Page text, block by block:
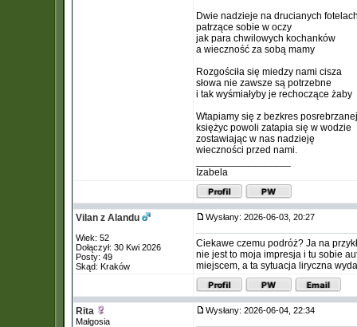
Dwie nadzieje na drucianych
patrzące sobie w oczy
jak para chwilowych kochanków
a wieczność za sobą mamy
Rozgościła się miedzy nami cisza
słowa nie zawsze są potrzebne
i tak wyśmiałyby je rechoczące żaby
Wtapiamy się z bezkres
księżyc powoli zatapia się w wodzie
zostawiając w nas nadzieję
wieczności przed nami.
Izabela
Vilan z Alandu
Wiek: 52
Dołączył: 30 Kwi 2026
Posty: 49
Skąd: Kraków
Wysłany: 2026-06-03, 20:27
Ciekawe czemu podróż? Ja na
nie jest to moja impresja i tu sobie
miejscem, a ta sytuacja liryczna
Rita
Małgosia
Wysłany: 2026-06-04, 22:34